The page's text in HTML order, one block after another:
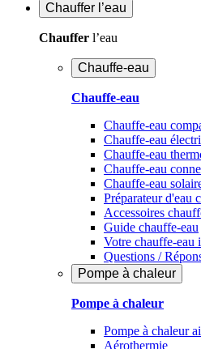
Chauffer l’eau
Chauffer l’eau
Chauffe-eau
Chauffe-eau
Chauffe-eau
Chauffe-eau
Chauffe-eau
Chauffe-eau
Chauffe-eau
Préparateur d'eau
Accessoires
Guide chauffe-eau
Votre chauffe-eau
Questions /
Pompe à chaleur
Pompe à chaleur
Pompe à chaleur
Aérothermie